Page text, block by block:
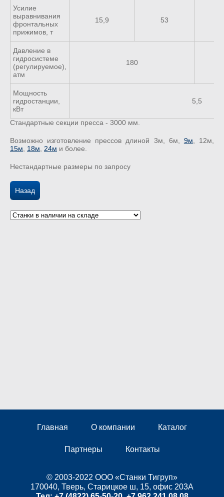
Усилие
выравнивания
фронтальных
прижимов, т
15,9 53
Давление в
гидросистеме
(регулируемое),
атм
180
Мощность
гидростанции,
кВт
5,5
Стандартные секции пресса - 3000 мм.
Возможно изготовление прессов длиной 3м, 6м, 9м , 12м,
15м
18м 24м и более.
Нестандартные размеры по запросу
Назад
Главная О компании Каталог
Партнеры Контакты
© 2003-2022 ООО «Станки Тигруп»
170040, Тверь, Старицкое ш, 15, офис 203А